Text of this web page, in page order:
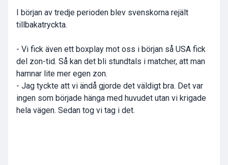
I början av tredje perioden blev svenskorna rejält
tillbakatryckta.
- Vi fick även ett boxplay mot oss i början så USA fick
del zon-tid. Så kan det bli stundtals i matcher, att man
hamnar lite mer egen zon.
- Jag tyckte att vi ändå gjorde det väldigt bra. Det var
ingen som började hänga med huvudet utan vi krigade
hela vägen. Sedan tog vi tag i det.